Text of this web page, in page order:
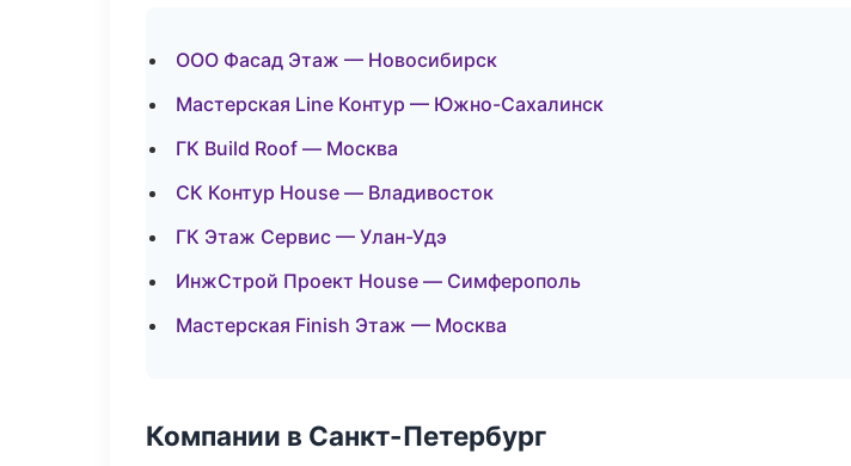
ООО Фасад Этаж — Новосибирск
Мастерская Line Контур — Южно-Сахалинск
ГК Build Roof — Москва
СК Контур House — Владивосток
ГК Этаж Сервис — Улан-Удэ
ИнжСтрой Проект House — Симферополь
Мастерская Finish Этаж — Москва
Компании в Санкт-Петербург